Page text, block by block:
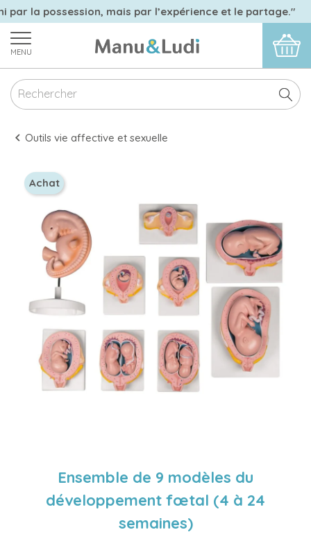
par la possession, mais par l’expérience et le partage."
MENU
Outils vie affective et sexuelle
Achat
Ensemble de 9 modèles du
développement fœtal (4 à 24
semaines)